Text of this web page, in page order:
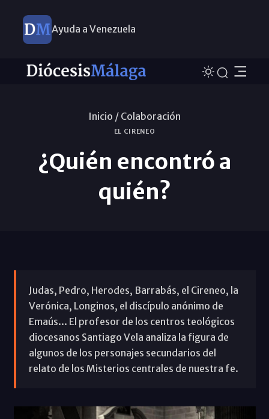
Ayuda a Venezuela
Inicio / Colaboración
EL CIRENEO
¿Quién encontró a
quién?
Judas, Pedro, Herodes, Barrabás, el Cireneo, la
Verónica, Longinos, el discípulo anónimo de
Emaús... El profesor de los centros teológicos
diocesanos Santiago Vela analiza la figura de
algunos de los personajes secundarios del
relato de los Misterios centrales de nuestra fe.